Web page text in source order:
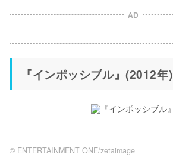
AD
『インポッシブル』(2012年)
©︎ ENTERTAINMENT ONE/zetaimage